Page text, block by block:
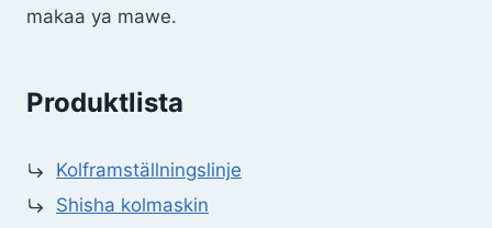
makaa ya mawe.
Produktlista
Kolframställningslinje
Shisha kolmaskin